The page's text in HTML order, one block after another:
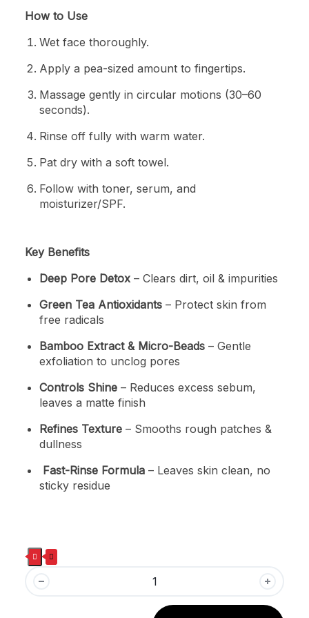
How to Use
Wet face thoroughly.
Apply a pea-sized amount to fingertips.
Massage gently in circular motions (30–60
seconds).
Rinse off fully with warm water.
Pat dry with a soft towel.
Follow with toner, serum, and
moisturizer/SPF.
Key Benefits
Deep Pore Detox– Clears dirt, oil & impurities
Green Tea Antioxidants– Protect skin from
free radicals
Bamboo Extract & Micro-Beads– Gentle
exfoliation to unclog pores
Controls Shine– Reduces excess sebum,
leaves a matte finish
Refines Texture– Smooths rough patches &
dullness
Fast-Rinse Formula– Leaves skin clean, no
sticky residue